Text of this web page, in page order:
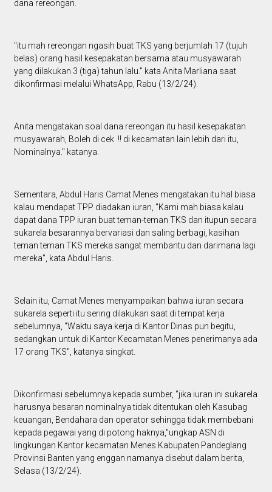
dana rereongan.
"itu mah rereongan ngasih buat TKS yang berjumlah 17 (tujuh
belas) orang hasil kesepakatan bersama atau musyawarah
yang dilakukan 3 (tiga) tahun lalu." kata Anita Marliana saat
dikonfirmasi melalui WhatsApp, Rabu (13/2/24).
Anita mengatakan soal dana rereongan itu hasil kesepakatan
musyawarah, Boleh di cek !! di kecamatan lain lebih dari itu,
Nominalnya." katanya.
Sementara, Abdul Haris Camat Menes mengatakan itu hal biasa
kalau mendapat TPP diadakan iuran, "Kami mah biasa kalau
dapat dana TPP iuran buat teman-teman TKS dan itupun secara
sukarela besarannya bervariasi dan saling berbagi, kasihan
teman teman TKS mereka sangat membantu dan darimana lagi
mereka", kata Abdul Haris.
Selain itu, Camat Menes menyampaikan bahwa iuran secara
sukarela seperti itu sering dilakukan saat di tempat kerja
sebelumnya, "Waktu saya kerja di Kantor Dinas pun begitu,
sedangkan untuk di Kantor Kecamatan Menes penerimanya ada
17 orang TKS", katanya singkat.
Dikonfirmasi sebelumnya kepada sumber, "jika iuran ini sukarela
harusnya besaran nominalnya tidak ditentukan oleh Kasubag
keuangan, Bendahara dan operator sehingga tidak membebani
kepada pegawai yang di potong haknya,"ungkap ASN di
lingkungan Kantor kecamatan Menes Kabupaten Pandeglang
Provinsi Banten yang enggan namanya disebut dalam berita,
Selasa (13/2/24).